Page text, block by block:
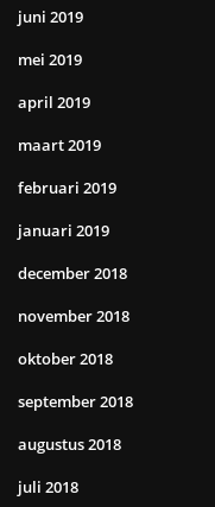
juni 2019
mei 2019
april 2019
maart 2019
februari 2019
januari 2019
december 2018
november 2018
oktober 2018
september 2018
augustus 2018
juli 2018